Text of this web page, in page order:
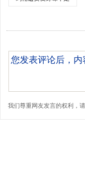
我们尊重网友发言的权利，